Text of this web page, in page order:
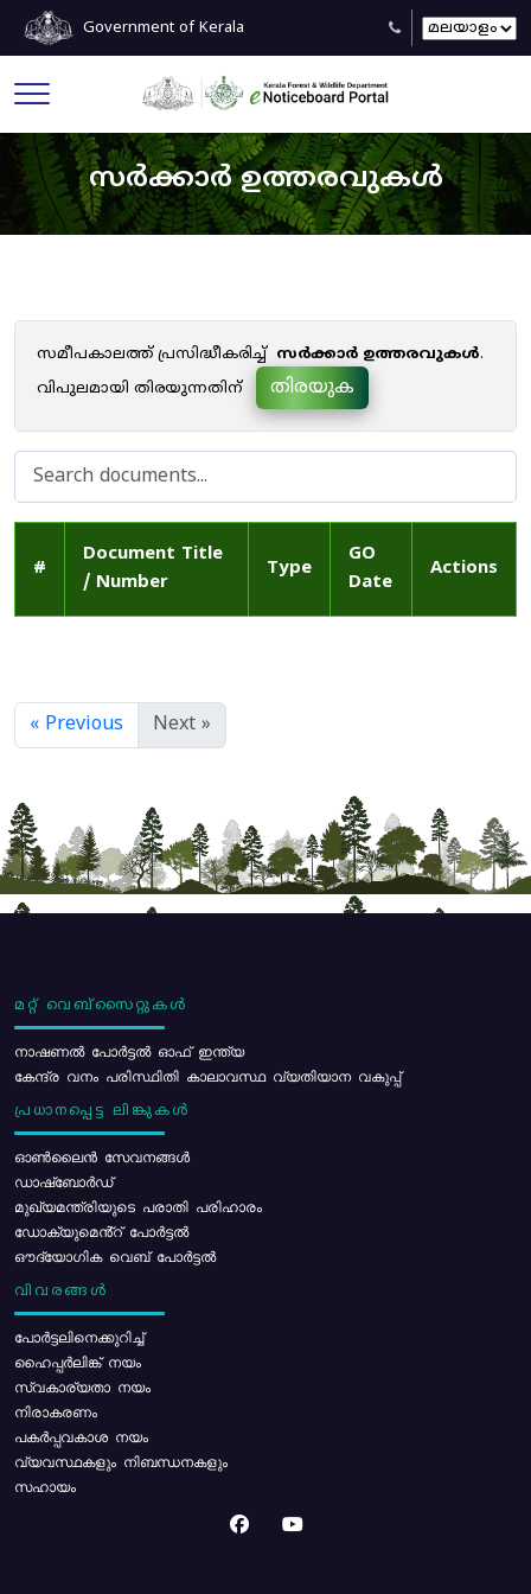
Government of Kerala
സർക്കാർ ഉത്തരവുകൾ
സമീപകാലത്ത് പ്രസിദ്ധീകരിച്ച് സർക്കാർ ഉത്തരവുകൾ.
വിപുലമായി തിരയുന്നതിന്
തിരയുക
#
Document Title
/ Number
Type
GO
Date
Actions
« Previous Next »
മറ്റ് വെബ്സൈറ്റുകൾ
നാഷണൽ പോർട്ടൽ ഓഫ് ഇന്ത്യ
കേന്ദ്ര വനം പരിസ്ഥിതി കാലാവസ്ഥ വ്യതിയാന വകുപ്പ്
പ്രധാനപ്പെട്ട ലിങ്കുകൾ
ഓൺലൈൻ സേവനങ്ങൾ
ഡാഷ്ബോർഡ്
മുഖ്യമന്ത്രിയുടെ പരാതി പരിഹാരം
ഡോക്യുമെൻ്റ് പോർട്ടൽ
ഔദ്യോഗിക വെബ് പോർട്ടൽ
വിവരങ്ങൾ
പോര്‍ട്ടലിനെക്കുറിച്ച്
ഹൈപ്പർലിങ്ക് നയം
സ്വകാര്യതാ നയം
നിരാകരണം
പകർപ്പവകാശ നയം
വ്യവസ്ഥകളും നിബന്ധനകളും
സഹായം